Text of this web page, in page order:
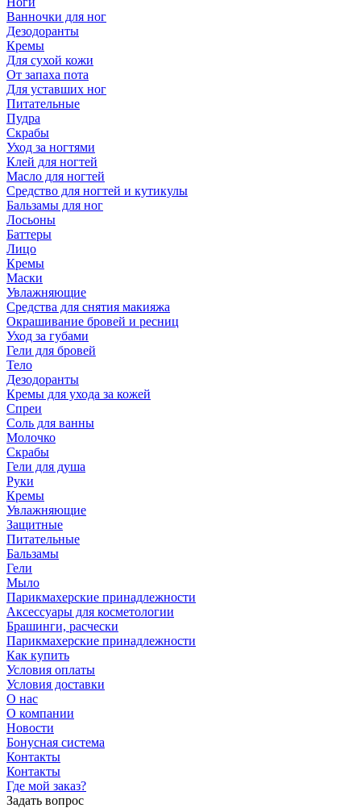
Ванночки для ног
Дезодоранты
Кремы
Для сухой кожи
От запаха пота
Для уставших ног
Питательные
Пудра
Скрабы
Уход за ногтями
Клей для ногтей
Масло для ногтей
Средство для ногтей и кутикулы
Бальзамы для ног
Лосьоны
Баттеры
Лицо
Кремы
Маски
Увлажняющие
Средства для снятия макияжа
Окрашивание бровей и ресниц
Уход за губами
Гели для бровей
Тело
Дезодоранты
Кремы для ухода за кожей
Спреи
Соль для ванны
Молочко
Скрабы
Гели для душа
Руки
Кремы
Увлажняющие
Защитные
Питательные
Бальзамы
Гели
Мыло
Парикмахерские принадлежности
Аксессуары для косметологии
Брашинги, расчески
Парикмахерские принадлежности
Как купить
Условия оплаты
Условия доставки
О нас
О компании
Новости
Бонусная система
Контакты
Контакты
Где мой заказ?
Задать вопрос